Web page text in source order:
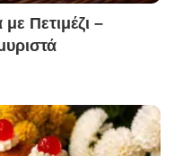
Πετιμέζι –